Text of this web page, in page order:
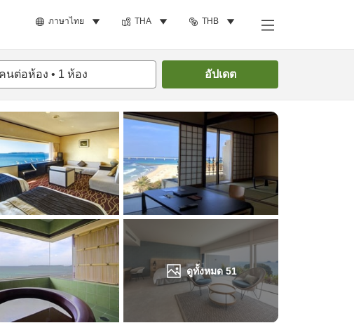
ภาษาไทย THA THB
คนต่อห้อง • 1 ห้อง อัปเดต
ดูทั้งหมด51
ค้นหาห้องพัก